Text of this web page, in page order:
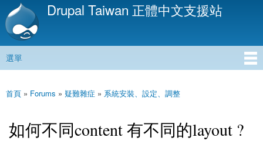
移
內
Drupal Taiwan 正體中文支援站
主選單
選單
您在這裡
首頁 » Forums » 疑難雜症 » 系統安裝、設定、調整
如何不同content 有不同的layout ?